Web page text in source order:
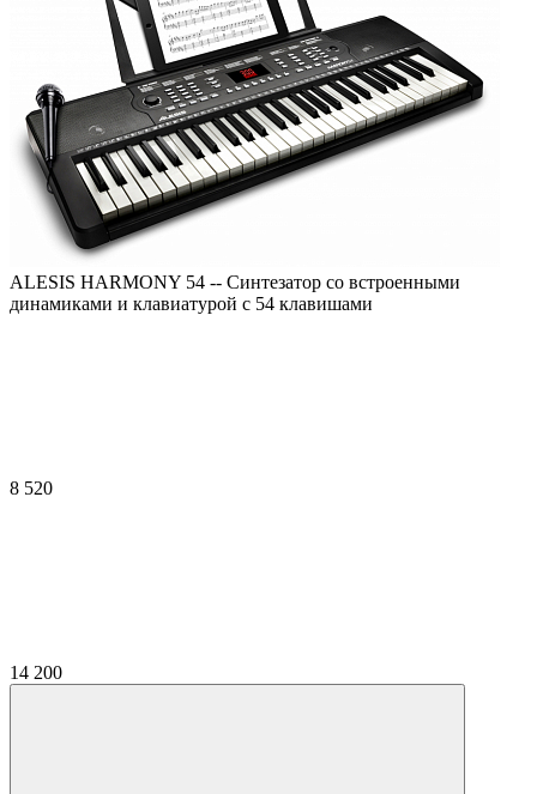
ALESIS HARMONY 54 -- Синтезатор со встроенными
динамиками и клавиатурой с 54 клавишами
8 520
14 200